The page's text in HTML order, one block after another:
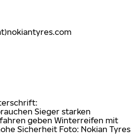
Sieger starken
geben Winterreifen mit
Sicherheit Foto: Nokian Tyres